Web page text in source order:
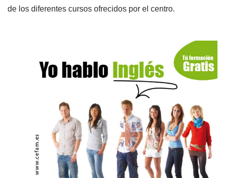
de los diferentes cursos ofrecidos por el centro.